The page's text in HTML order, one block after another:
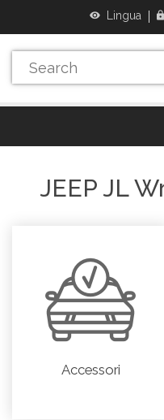
Lingua
JEEP JL
Accessori